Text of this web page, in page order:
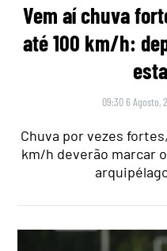
Vem aí chuva
até 100 km/h:
09:30 6 Agosto,
Chuva por vezes
km/h deverão marcar